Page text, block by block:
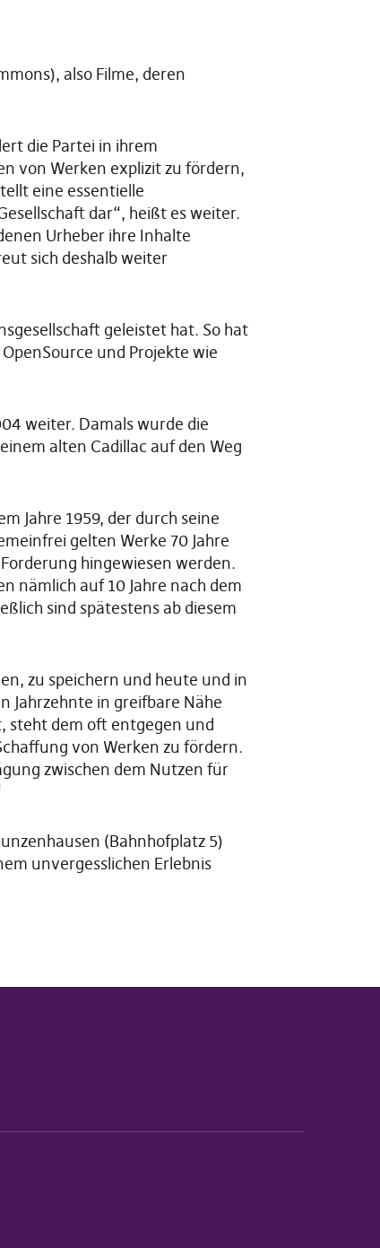
also Filme, deren
die Partei in ihrem
von Werken explizit zu fördern,
eine essentielle
dar“, heißt es weiter.
Urheber ihre Inhalte
sich deshalb weiter
geleistet hat. So hat
und Projekte wie
weiter. Damals wurde die
alten Cadillac auf den Weg
Jahre 1959, der durch seine
gelten Werke 70 Jahre
hingewiesen werden.
nämlich auf 10 Jahre nach dem
sind spätestens ab diesem
zu speichern und heute und in
Jahrzehnte in greifbare Nähe
steht dem oft entgegen und
von Werken zu fördern.
zwischen dem Nutzen für
(Bahnhofplatz 5)
unvergesslichen Erlebnis